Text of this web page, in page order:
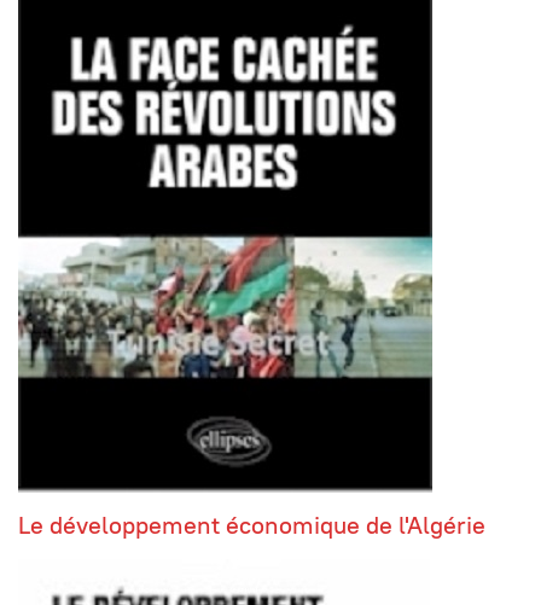
Le développement économique de l'Algérie